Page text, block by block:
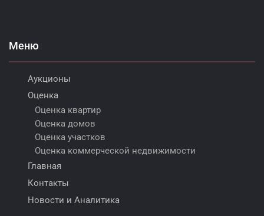
Меню
Аукционы
Оценка
Оценка квартир
Оценка домов
Оценка участков
Оценка коммерческой недвижимости
Главная
Контакты
Новости и Аналитика